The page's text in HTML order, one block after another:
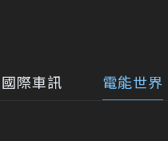
國際車訊 電能世界